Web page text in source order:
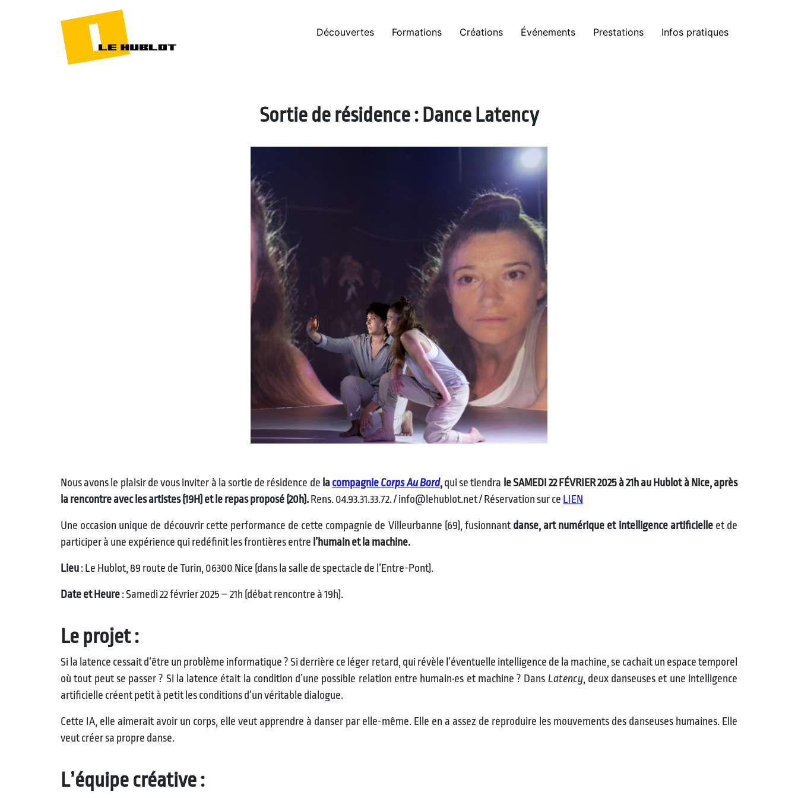
Découvertes Formations Créations Événements Prestations Infos pratiques
Sortie de résidence : Dance Latency
Nous avons le plaisir de vous inviter à la sortie de résidence de la compagnie Corps Au Bord,qui se tiendra le SAMEDI 22 FÉVRIER 2025 à 21h au Hublot à Nice, après
la rencontre avec les artistes (19H) et le repas proposé (20h). Rens. 04.93.31.33.72. / info@lehublot.net / Réservation sur ce LIEN
Une occasion unique de découvrir cette performance de cette compagnie de Villeurbanne (69), fusionnant danse, art numérique et intelligence artificielleet de
participer à une expérience qui redéfinit les frontières entre l’humain et la machine.
Lieu : Le Hublot, 89 route de Turin, 06300 Nice (dans la salle de spectacle de l’Entre-Pont).
Date et Heure : Samedi 22 février 2025 – 21h (débat rencontre à 19h).
Le projet :
Si la latence cessait d’être un problème informatique ? Si derrière ce léger retard, qui révèle l’éventuelle intelligence de la machine, se cachait un espace temporel
où tout peut se passer ? Si la latence était la condition d’une possible relation entre humain·es et machine ? Dans Latency, deux danseuses et une intelligence
artificielle créent petit à petit les conditions d’un véritable dialogue.
Cette IA, elle aimerait avoir un corps, elle veut apprendre à danser par elle-même. Elle en a assez de reproduire les mouvements des danseuses humaines. Elle
veut créer sa propre danse.
L’équipe créative :